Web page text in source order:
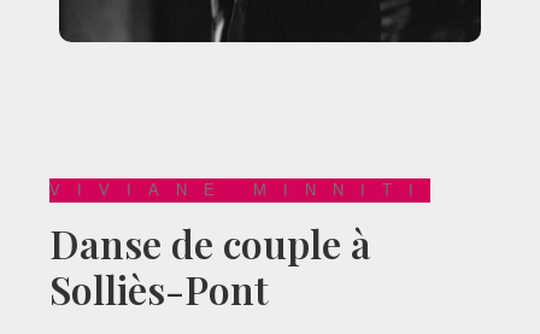
VIVIANE MINNITI
danse de couple à
Solliès-Pont